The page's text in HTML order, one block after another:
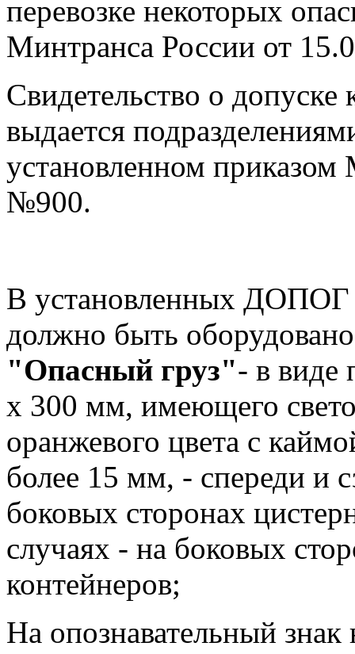
перевозке некоторых
Минтранса России от
Свидетельство о допуске
выдается
установленном
№900.
В установленных ДОПОГ
должно быть
"Опасный груз"- в виде
х 300 мм, имеющего
оранжевого цвета с
более 15 мм, - спереди и
боковых сторонах
случаях - на боковых
контейнеров;
На опознавательный знак